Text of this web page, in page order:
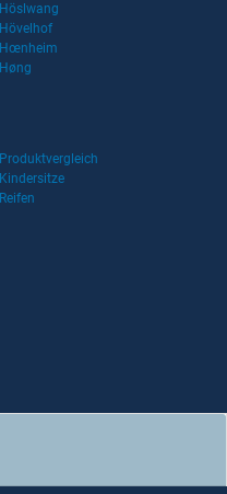
Höslwang
Hövelhof
Hœnheim
Høng
Produktvergleich
Kindersitze
Reifen